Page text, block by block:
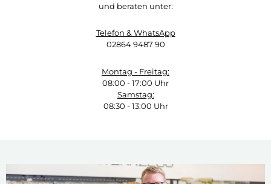
und beraten unter:
Telefon & WhatsApp
02864 9487 90
Montag - Freitag:
08:00 - 17:00 Uhr
Samstag:
08:30 - 13:00 Uhr